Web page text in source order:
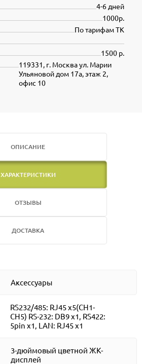
4-6 дней
1000р.
По тарифам ТК
1500 р.
119331, г. Москва ул. Марии
Ульяновой дом 17а, этаж 2,
офис 10
ОПИСАНИЕ
ХАРАКТЕРИСТИКИ
ОТЗЫВЫ
ДОСТАВКА
Аксессуары
RS232/485: RJ45 x5(CH1-
CH5) RS-232: DB9 x1, RS422:
5pin x1, LAN: RJ45 x1
3-дюймовый цветной ЖК-
дисплей